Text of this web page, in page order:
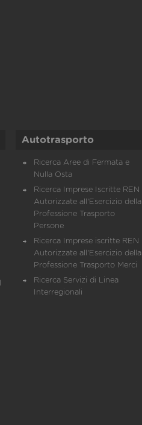
Autotrasporto
Ricerca Aree di Fermata e
Nulla Osta
Ricerca Imprese Iscritte REN
Autorizzate all'Esercizio della
Professione Trasporto
Persone
Ricerca Imprese iscritte REN
Autorizzate all'Esercizio della
Professione Trasporto Merci
Ricerca Servizi di Linea
Interregionali